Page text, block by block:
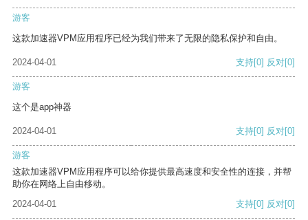
游客
这款加速器VPM应用程序已经为我们带来了无限的隐私保护和自由。
2024-04-01 支持[0] 反对[0]
游客
这个是app神器
2024-04-01 支持[0] 反对[0]
游客
这款加速器VPM应用程序可以给你提供最高速度和安全性的连接，并帮
助你在网络上自由移动。
2024-04-01
支持[0] 反对[0]